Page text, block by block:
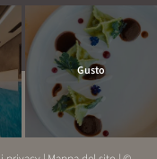
Gusto